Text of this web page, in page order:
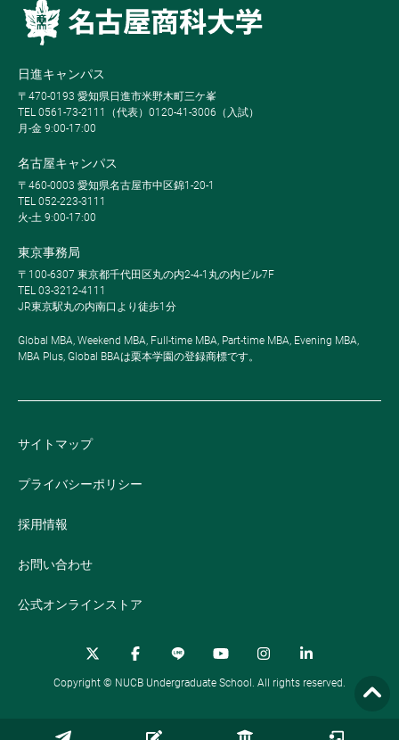
日進キャンパス
〒470-0193 愛知県日進市米野木町三ケ峯
TEL 0561-73-2111（代表）0120-41-3006（入試）
月-金 9:00-17:00
名古屋キャンパス
〒460-0003 愛知県名古屋市中区錦1-20-1
TEL 052-223-3111
火-土 9:00-17:00
東京事務局
〒100-6307 東京都千代田区丸の内2-4-1丸の内ビル7F
TEL 03-3212-4111
JR東京駅丸の内南口より徒歩1分
Global MBA, Weekend MBA, Full-time MBA, Part-time MBA, Evening MBA,
MBA Plus, Global BBAは栗本学園の登録商標です。
サイトマップ
プライバシーポリシー
採用情報
お問い合わせ
公式オンラインストア
Copyright © NUCB Undergraduate School. All rights reserved.